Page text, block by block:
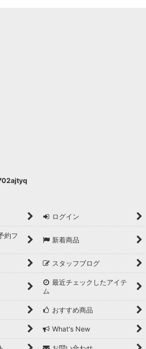
ログイン
約フ
新着商品
スタッフブログ
最近チェックしたアイテ
ム
おすすめ商品
What's New